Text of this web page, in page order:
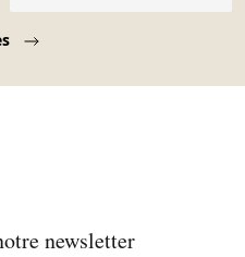
newsletter